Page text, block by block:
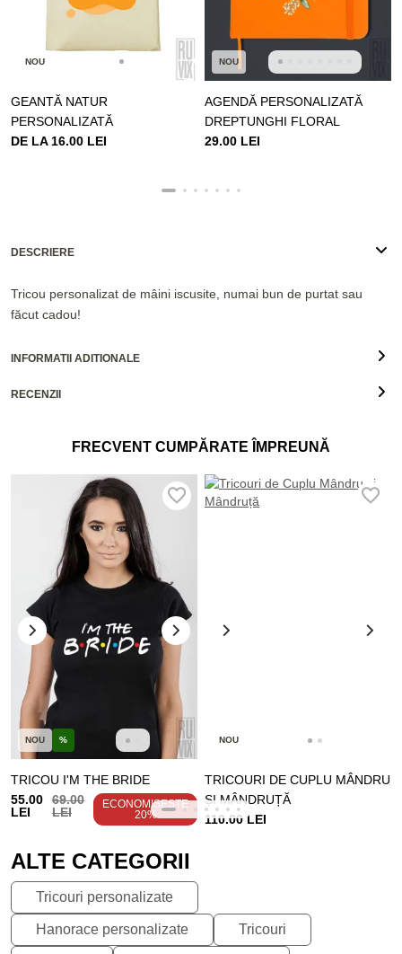
NOU
GEANTĂ NATUR
PERSONALIZATĂ
DE LA 16.00 LEI
NOU
AGENDĂ PERSONALIZATĂ
DREPTUNGHI FLORAL
29.00 LEI
DESCRIERE
Tricou personalizat de mâini iscusite, numai bun de purtat sau
făcut cadou!
INFORMATII ADITIONALE
RECENZII
FRECVENT CUMPĂRATE ÎMPREUNĂ
NOU %
TRICOU I'M THE BRIDE
55.00
LEI
69.00
LEI
ECONOMISEȘTE
20%
NOU
TRICOURI DE CUPLU MÂNDRU
ȘI MÂNDRUȚĂ
110.00 LEI
ALTE CATEGORII
Tricouri personalizate
Hanorace personalizate Tricouri